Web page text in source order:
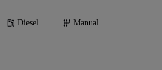
Diesel
Manual